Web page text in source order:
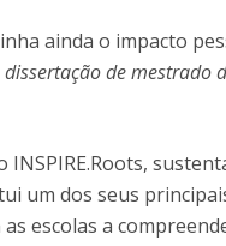
ainda o impacto
de
INSPIRE.Roots,
um dos seus
escolas a